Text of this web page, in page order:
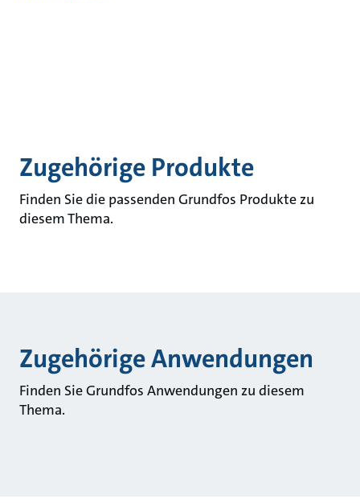
Zugehörige Produkte
Finden Sie die passenden Grundfos Produkte zu
diesem Thema.
Zugehörige Anwendungen
Finden Sie Grundfos Anwendungen zu diesem
Thema.